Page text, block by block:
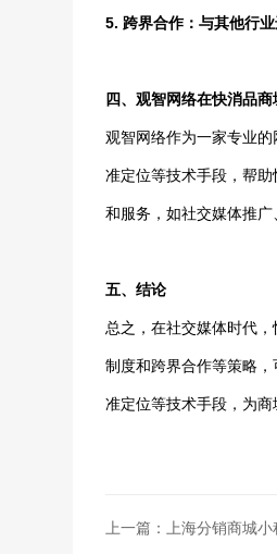
5. 跨界合作：与其他行
四、观智网络在快消品
观智网络作为一家专业
准定位等技术手段，帮
和服务，如社交媒体推
五、结论
总之，在社交媒体时代
制度和跨界合作等策略
准定位等技术手段，为
上一篇：上海分销商城